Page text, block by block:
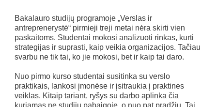
Bakalauro studijų programoje „Verslas ir
antreprenerystė“ pirmieji treji metai nėra skirti vien
paskaitoms. Studentai mokosi analizuoti rinkas, kurti
strategijas ir suprasti, kaip veikia organizacijos. Tačiau
svarbu ne tik tai, ko jie mokosi, bet ir kaip tai daro.
Nuo pirmo kurso studentai susitinka su verslo
praktikais, lankosi įmonėse ir įsitraukia į praktines
veiklas. Kitaip tariant, ryšys su darbo aplinka čia
kuriamas ne studijų pabaigoje, o nuo pat pradžių. Tai